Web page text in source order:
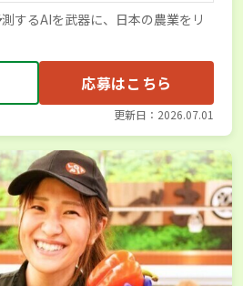
するAIを武器に、日本の農業をリ
応募はこちら
更新日：2026.07.01